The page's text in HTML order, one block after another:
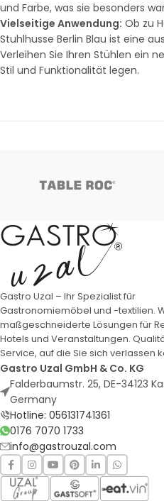
und Farbe, was sie besonders
Vielseitige Anwendung: Ob zu
Stuhlhusse Berlin Blau ist eine
Verleihen Sie Ihren Stühlen ein
Stil und Funktionalität legen.
Gastro Uzal – Ihr Spezialist für
Gastronomiemöbel und -textilien.
maßgeschneiderte Lösungen für
Hotels und Veranstaltungen.
Service, auf die Sie sich verlassen
Gastro Uzal GmbH & Co. KG
Falderbaumstr. 25, DE-34123
Germany
Hotline: 056131741361
0176 7070 1733
info@gastrouzal.com